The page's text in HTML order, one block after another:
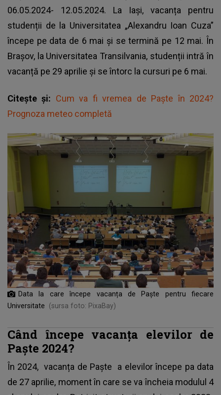
06.05.2024- 12.05.2024. La Iași, vacanța pentru
studenții de la Universitatea „Alexandru Ioan Cuza”
începe pe data de 6 mai și se termină pe 12 mai. În
Brașov, la Universitatea Transilvania, studenții intră în
vacanță pe 29 aprilie și se întorc la cursuri pe 6 mai.
Citește și: Cum va fi vremea de Paște în 2024?
Prognoza meteo completă
Data la care începe vacanța de Paște pentru fiecare
Universitate
(sursa foto: PixaBay)
Când începe vacanța elevilor de
Paște 2024?
În 2024,vacanța de Paște a elevilor începe pa data
de 27 aprilie, moment în care se va încheia modulul 4